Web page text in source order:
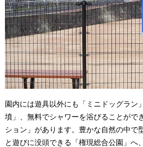
園内には遊具以外にも「ミニドッグラン
墳」、無料でシャワーを浴びることがで
ション」があります。豊かな自然の中で
と遊びに没頭できる「権現総合公園」へ